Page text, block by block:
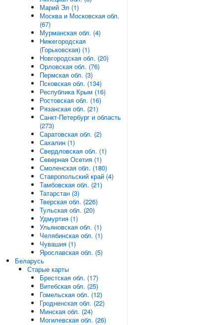
Марий Эл (1)
Москва и Московская обл.
(67)
Мурманская обл. (4)
Нижегородская
(Горьковская) (1)
Новгородская обл. (20)
Орловская обл. (76)
Пермская обл. (3)
Псковская обл. (134)
Республика Крым (16)
Ростовская обл. (16)
Рязанская обл. (21)
Санкт-Петербург и область
(273)
Саратовская обл. (2)
Сахалин (1)
Свердловская обл. (1)
Северная Осетия (1)
Смоленская обл. (180)
Ставропольский край (4)
Тамбовская обл. (21)
Татарстан (3)
Тверская обл. (226)
Тульская обл. (20)
Удмуртия (1)
Ульяновская обл. (1)
Челябинская обл. (1)
Чувашия (1)
Ярославская обл. (5)
Беларусь
Старые карты
Брестская обл. (17)
Витебская обл. (25)
Гомельская обл. (12)
Гродненская обл. (22)
Минская обл. (24)
Могилевская обл. (26)